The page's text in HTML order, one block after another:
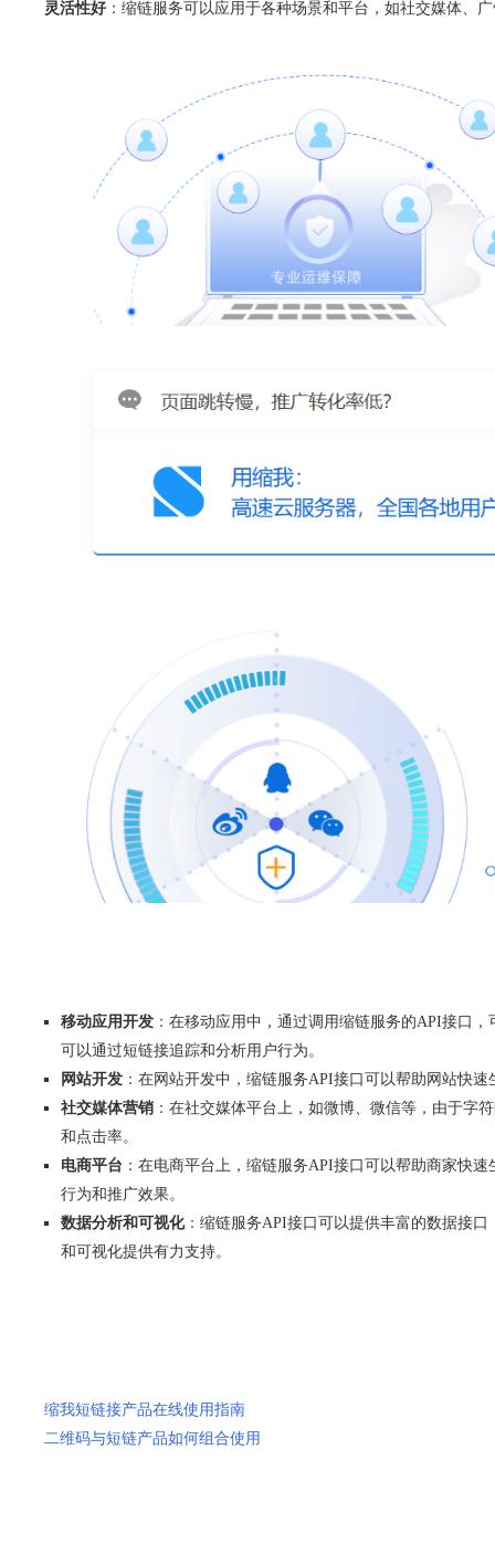
灵活性好 ： 缩链服务可以应用于各种场景和平台，如社交媒体、
移动应用开发 ： 在移动应用中，通过调用缩链服务的API接口
可以通过短链接追踪和分析用户行为。
网站开发 ： 在网站开发中，缩链服务API接口可以帮助网站快
社交媒体营销 ： 在社交媒体平台上，如微博、微信等，由于字
和点击率。
电商平台 ： 在电商平台上，缩链服务API接口可以帮助商家快
行为和推广效果。
数据分析和可视化： 缩链服务API接口可以提供丰富的数据接
和可视化提供有力支持。
缩我短链接产品在线使用指南
二维码与短链产品如何组合使用